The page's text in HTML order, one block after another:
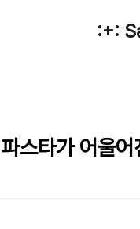
:+:
스타가 어울